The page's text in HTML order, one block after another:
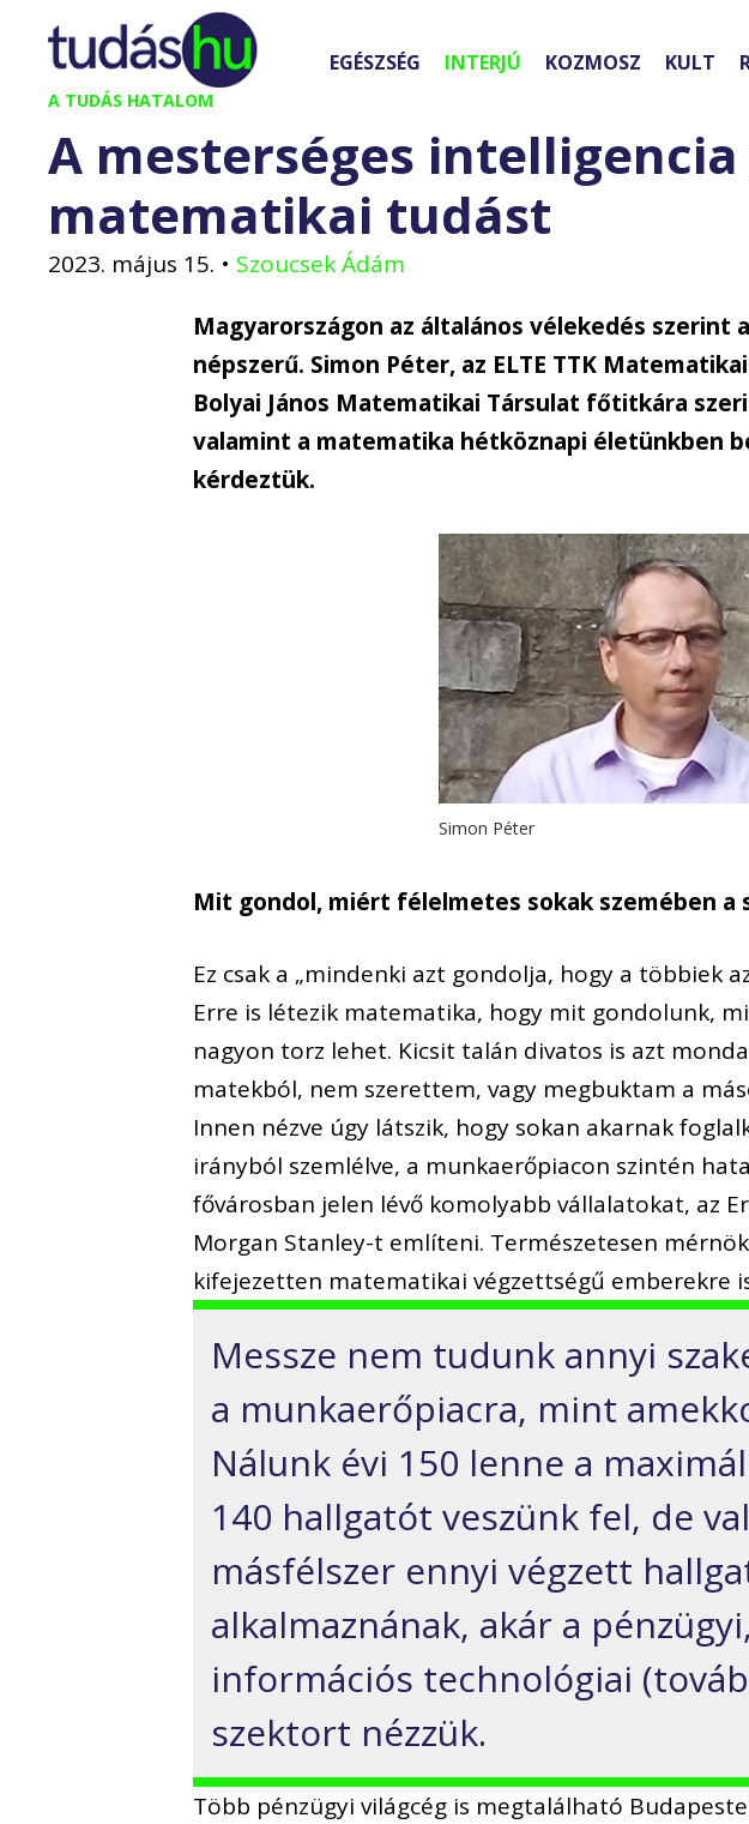
Kilépés
tartalomba
A TUDÁS HATALOM
EGÉSZSÉG INTERJÚ KOZMOSZ KULT
A mesterséges
matematikai tudást
2023. május 15. • Szoucsek Ádám
Magyarországon az általános vélekedés szerint
népszerű. Simon Péter, az ELTE TTK
Bolyai János Matematikai Társulat főtitkára
valamint a matematika hétköznapi életünkben
kérdeztük.
Simon Péter
Mit gondol, miért félelmetes sokak szemében a
Ez csak a „mindenki azt gondolja, hogy a többiek
Erre is létezik matematika, hogy mit gondolunk,
nagyon torz lehet. Kicsit talán divatos is azt
matekból, nem szerettem, vagy megbuktam a
Innen nézve úgy látszik, hogy sokan akarnak
irányból szemlélve, a munkaerőpiacon szintén
fővárosban jelen lévő komolyabb vállalatokat, az
Morgan Stanley-t említeni. Természetesen
kifejezetten matematikai végzettségű emberekre is
Messze nem tudunk annyi
a munkaerőpiacra, mint
Nálunk évi 150 lenne a
140 hallgatót veszünk fel, de
másfélszer ennyi végzett
alkalmaznának, akár a
információs technológiai
szektort nézzük.
Több pénzügyi világcég is megtalálható